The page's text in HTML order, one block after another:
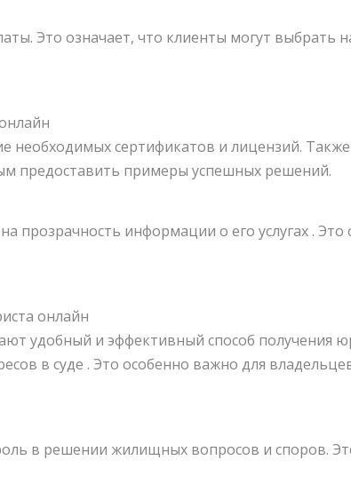
Это означает, что клиенты могут выбрать
сертификатов и лицензий.
предоставить примеры успешных решений.
информации о его услугах . Это
онлайн
удобный и эффективный способ
в суде . Это особенно важно для
в решении жилищных вопросов и споров.